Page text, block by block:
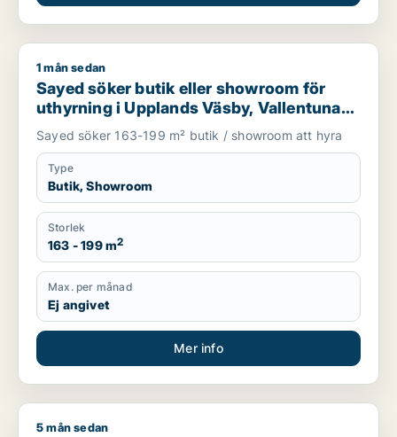
Sayed söker butik eller showroom för uthyrning i Upplands
1 mån sedan
Sayed söker butik eller showroom för
uthyrning i Upplands Väsby, Vallentuna
eller Upplands-Bro m.fl.
Sayed söker 163-199 m² butik / showroom att hyra
Type
Butik, Showroom
Storlek
163 - 199 m2
Max. per månad
Ej angivet
Mer info
Ibrahim söker kontor, lager, industrilokal, klinik,
5 mån sedan